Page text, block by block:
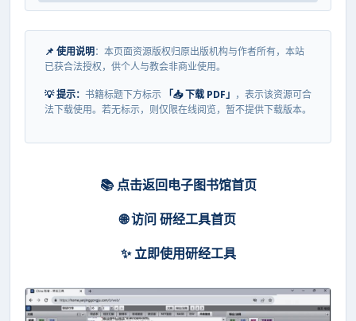
📌 使用说明：本页面资源版权归原出版机构与作者所有，本站
已获合法授权，供个人与教会非商业使用。
💡 提示： 书籍标题下方标示 「📥 下载 PDF」 ，表示该资源可合
法下载使用。若无标示，则仅限在线阅览，暂不提供下载版本。
📚 点击返回电子图书馆首页
🌐 访问 研经工具首页
✨ 立即使用研经工具